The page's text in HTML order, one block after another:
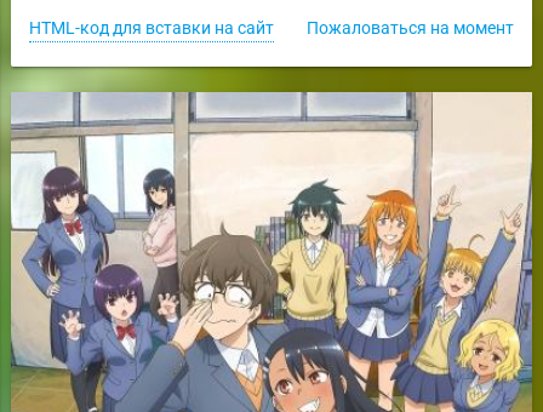
Пожаловаться на момент
HTML-код для вставки на сайт